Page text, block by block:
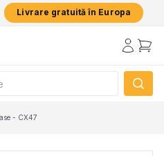
Livrare gratuită în Europa
- CX47